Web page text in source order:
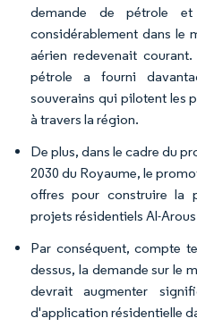
demande de pétrole
considérablement dans le
aérien redevenait
pétrole a fourni
souverains qui pilotent les
à travers la région.
De plus, dans le cadre du
2030 du Royaume, le
offres pour construire la
projets résidentiels Al-
Par conséquent, compte
dessus, la demande sur le
devrait augmenter
d'application résidentielle